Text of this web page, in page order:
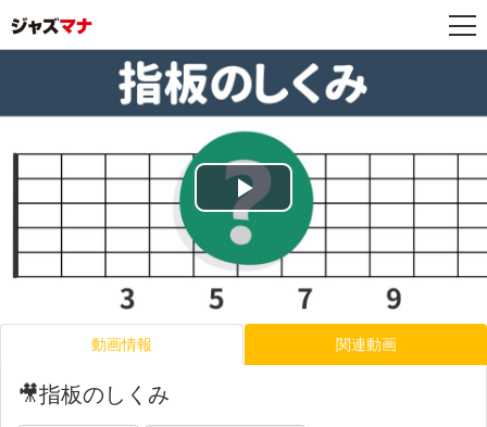
Play
Video
動画情報 関連動画
🎥指板のしくみ